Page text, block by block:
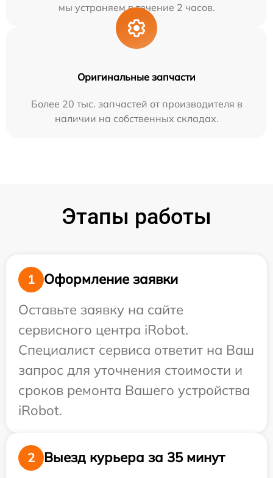
мы устраняем в течение 2 часов.
Оригинальные запчасти
Более 20 тыс. запчастей от производителя в
наличии на собственных складах.
Этапы работы
1
Оформление заявки
Оставьте заявку на сайте
сервисного центра iRobot.
Специалист сервиса ответит на Ваш
запрос для уточнения стоимости и
сроков ремонта Вашего устройства
iRobot.
2 Выезд курьера за 35 минут